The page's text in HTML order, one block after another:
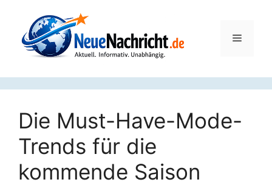
springen
Menü
Die Must-Have-Mode-
Trends für die
kommende Saison